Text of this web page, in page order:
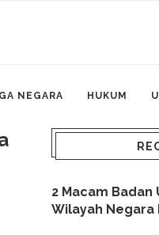
NEGARA HUKUM
2 Macam Badan
Wilayah